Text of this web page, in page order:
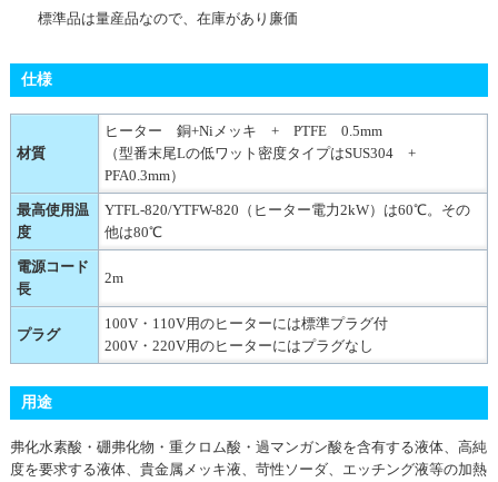
標準品は量産品なので、在庫があり廉価
仕様
材質
ヒーター 銅+Niメッキ + PTFE 0.5mm
（型番末尾Lの低ワット密度タイプはSUS304 +
PFA0.3mm）
最高使用温
度
YTFL-820/YTFW-820（ヒーター電力2kW）は60℃。その
他は80℃
電源コード
長
2m
プラグ
100V・110V用のヒーターには標準プラグ付
200V・220V用のヒーターにはプラグなし
用途
弗化水素酸・硼弗化物・重クロム酸・過マンガン酸を含有する液体、高純
度を要求する液体、貴金属メッキ液、苛性ソーダ、エッチング液等の加熱